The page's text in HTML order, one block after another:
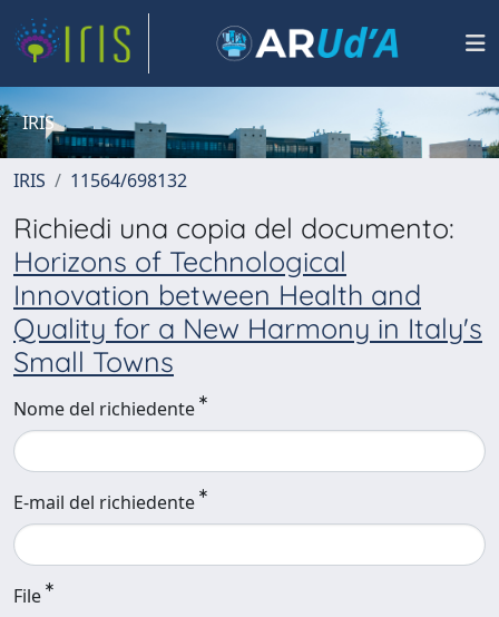
IRIS
IRIS 11564/698132
Richiedi una copia del documento:
Horizons of Technological
Innovation between Health and
Quality for a New Harmony in Italy's
Small Towns
Nome del richiedente
E-mail del richiedente
File